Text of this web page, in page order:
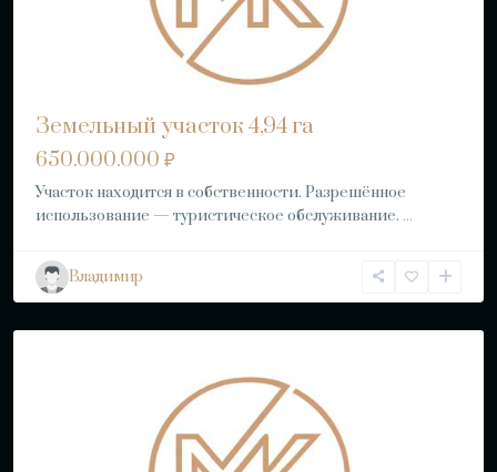
Земельный участок 4,94 га
650.000.000 ₽
Участок находится в собственности. Разрешённое
использование — туристическое обслуживание. ...
Владимир